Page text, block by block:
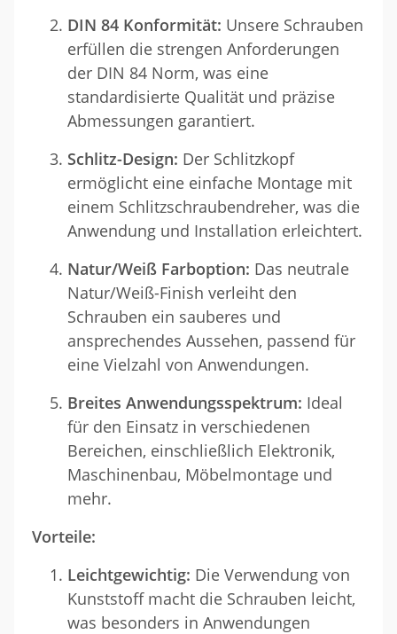
DIN 84 Konformität: Unsere Schrauben
erfüllen die strengen Anforderungen
der DIN 84 Norm, was eine
standardisierte Qualität und präzise
Abmessungen garantiert.
Schlitz-Design: Der Schlitzkopf
ermöglicht eine einfache Montage mit
einem Schlitzschraubendreher, was die
Anwendung und Installation erleichtert.
Natur/Weiß Farboption: Das neutrale
Natur/Weiß-Finish verleiht den
Schrauben ein sauberes und
ansprechendes Aussehen, passend für
eine Vielzahl von Anwendungen.
Breites Anwendungsspektrum: Ideal
für den Einsatz in verschiedenen
Bereichen, einschließlich Elektronik,
Maschinenbau, Möbelmontage und
mehr.
Vorteile:
Leichtgewichtig: Die Verwendung von
Kunststoff macht die Schrauben leicht,
was besonders in Anwendungen